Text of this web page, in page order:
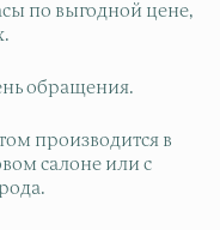
по выгодной цене,
обращения.
производится в
салоне или с